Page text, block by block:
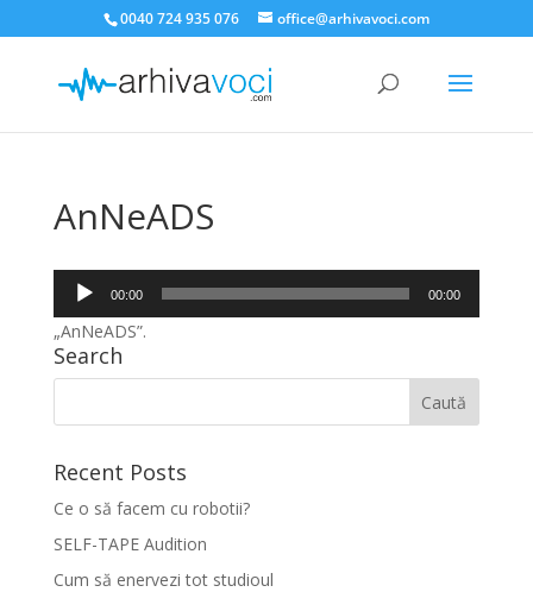
0040 724 935 076 office@arhivavoci.com
AnNeADS
Player
audio
00:00 00:00
„AnNeADS”.
Search
Recent Posts
Ce o să facem cu robotii?
SELF-TAPE Audition
Cum să enervezi tot studioul